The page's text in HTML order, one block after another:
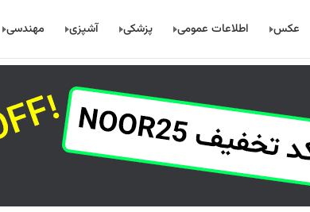
عکس اطلاعات عمومی پزشکی آشپزی مهندسی